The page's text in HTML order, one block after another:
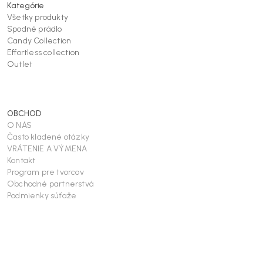
Kategórie
Všetky produkty
Spodné prádlo
Candy Collection
Effortless collection
Outlet
OBCHOD
O NÁS
Často kladené otázky
VRÁTENIE A VÝMENA
Kontakt
Program pre tvorcov
Obchodné partnerstvá
Podmienky súťaže